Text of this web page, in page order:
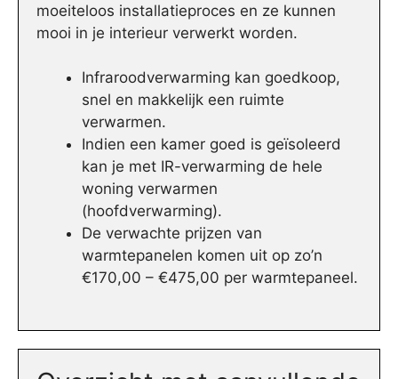
moeiteloos installatieproces en ze kunnen
mooi in je interieur verwerkt worden.
Infraroodverwarming kan goedkoop,
snel en makkelijk een ruimte
verwarmen.
Indien een kamer goed is geïsoleerd
kan je met IR-verwarming de hele
woning verwarmen
(hoofdverwarming).
De verwachte prijzen van
warmtepanelen komen uit op zo’n
€170,00 – €475,00 per warmtepaneel.